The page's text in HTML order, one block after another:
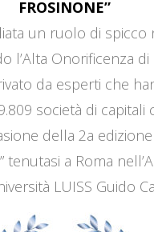
FROSINONE”
un ruolo di
l’Alta Onorificenza di
da esperti che
società di capitali
della 2a
tenutasi a Roma
LUISS Guido